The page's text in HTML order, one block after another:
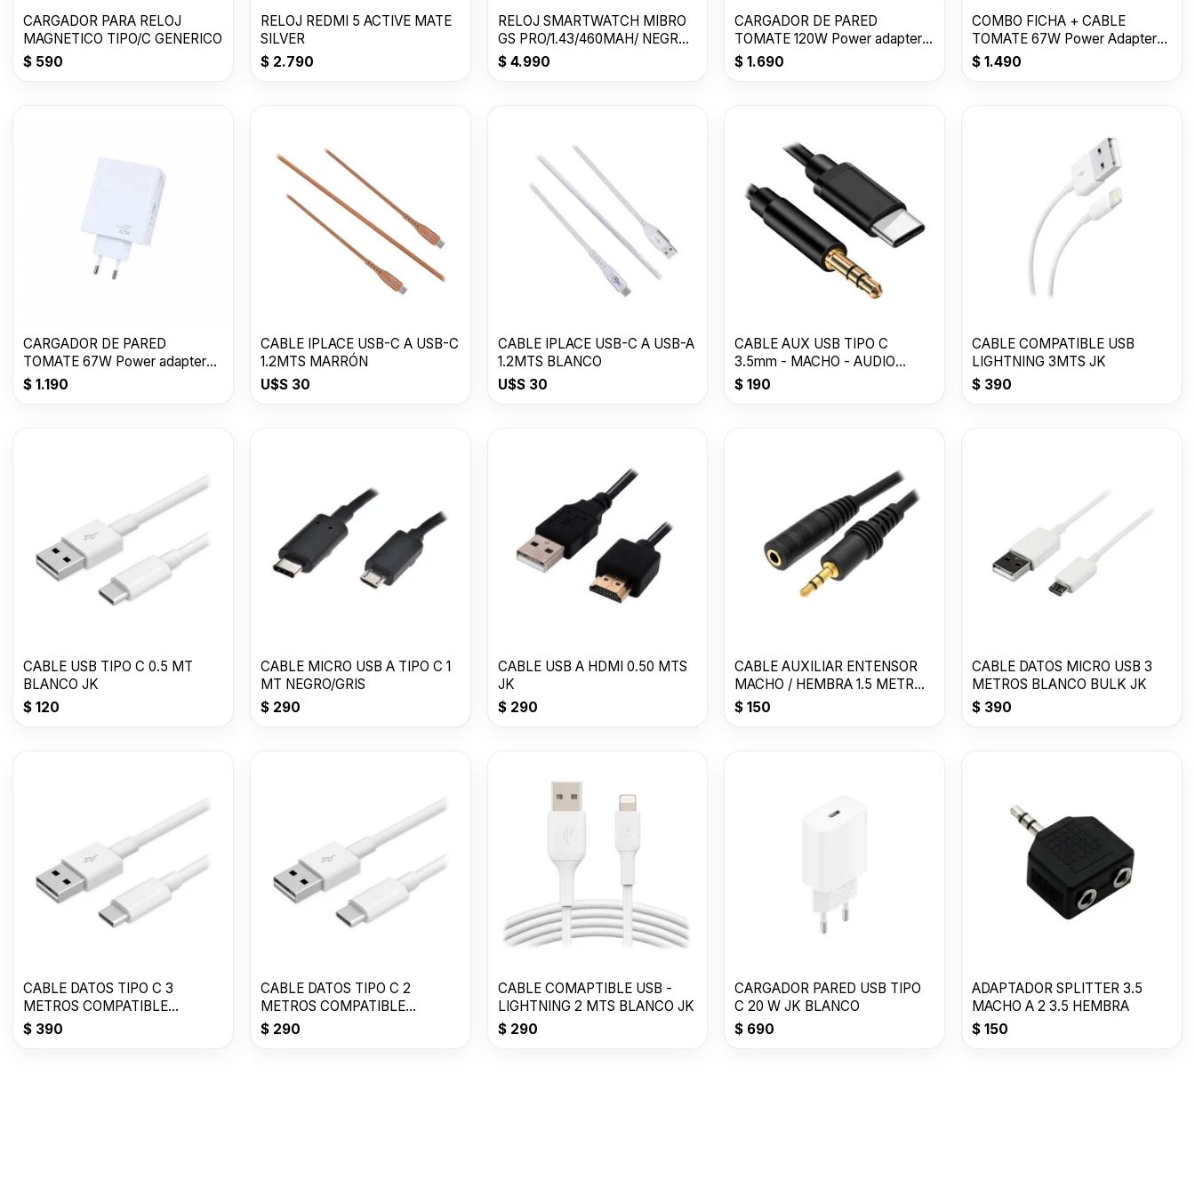
CARGADOR PARA RELOJ
MAGNETICO TIPO/C GENERICO
$ 590
RELOJ REDMI 5 ACTIVE MATE
SILVER
$2.790
RELOJ SMARTWATCH MIBRO
GS PRO/1.43/460MAH/ NEGRO/
BY XIAOMI
$4.990
CARGADOR DE PARED
TOMATE 120W Power adapter
Suit USB T-CH018
$ 1.690
COMBO FICHA + CABLE
TOMATE 67W Power Adapter
Suit T-CH017
$ 1.490
CARGADOR DE PARED
TOMATE 67W Power adapter
Suit USB T-CH016
$ 1.190
CABLE IPLACE USB-C A USB-C
1.2MTS MARRÓN
U$S30
CABLE IPLACE USB-C A USB-A
1.2MTS BLANCO
U$S30
CABLE AUX USB TIPO C
3.5mm - MACHO - AUDIO
-1000mm
$ 190
CABLE COMPATIBLE USB
LIGHTNING 3MTS JK
$ 390
CABLE USB TIPO C 0.5 MT
BLANCO JK
$ 120
CABLE MICRO USB A TIPO C 1
MT NEGRO/GRIS
$290
CABLE USB A HDMI 0.50 MTS
JK
$290
CABLE AUXILIAR ENTENSOR
MACHO / HEMBRA 1.5 METROS
NEGRO JK
$ 150
CABLE DATOS MICRO USB 3
METROS BLANCO BULK JK
$ 390
CABLE DATOS TIPO C 3
METROS COMPATIBLE
BLANCO JK
$ 390
CABLE DATOS TIPO C 2
METROS COMPATIBLE
BLANCO JK
$290
CABLE COMAPTIBLE USB -
LIGHTNING 2 MTS BLANCO JK
$290
CARGADOR PARED USB TIPO
C 20 W JK BLANCO
$ 690
ADAPTADOR SPLITTER 3.5
MACHO A 2 3.5 HEMBRA
$ 150